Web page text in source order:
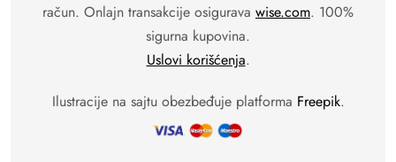
račun. Onlajn transakcije osigurava wise.com. 100%
sigurna kupovina.
Uslovi korišćenja.
Ilustracije na sajtu obezbeđuje platforma Freepik.